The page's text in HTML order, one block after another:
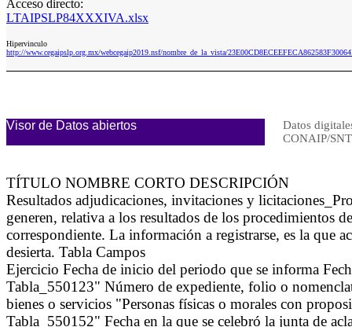
Acceso directo:
LTAIPSLP84XXXIVA.xlsx
Hipervinculo
http://www.cegaipslp.org.mx/webcegaip2019.nsf/nombre_de_la_vista/
Visor de Datos abiertos
Datos
CONAIP/
TÍTULO NOMBRE CORTO DESCRIPCIÓN
Resultados adjudicaciones, invitaciones y
generen, relativa a los resultados de los procedimientos
correspondiente. La información a registrarse, es la que
desierta. Tabla Campos
Ejercicio Fecha de inicio del periodo que se informa
Tabla_550123" Número de expediente, folio o
bienes o servicios "Personas físicas o morales con
Tabla_550152" Fecha en la que se celebró la junta de